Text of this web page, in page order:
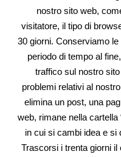
nostro sito web,
visitatore, il tipo di
30 giorni. Conserviamo
periodo di tempo al
traffico sul nostro
problemi relativi al
elimina un post, una
web, rimane nella cartella
in cui si cambi idea e si
Trascorsi i trenta giorni